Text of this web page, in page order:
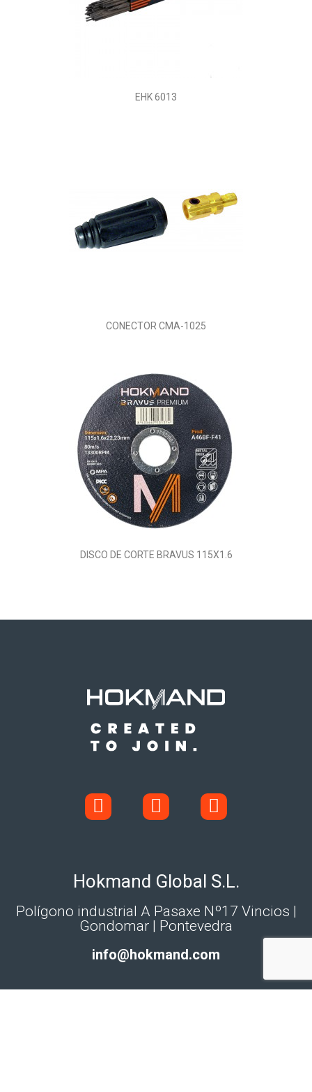
EHK 6013
CONECTOR CMA-1025
DISCO DE CORTE BRAVUS 115X1.6
Hokmand Global S.L.
Polígono industrial A Pasaxe Nº17 Vincios |
Gondomar | Pontevedra
info@hokmand.com